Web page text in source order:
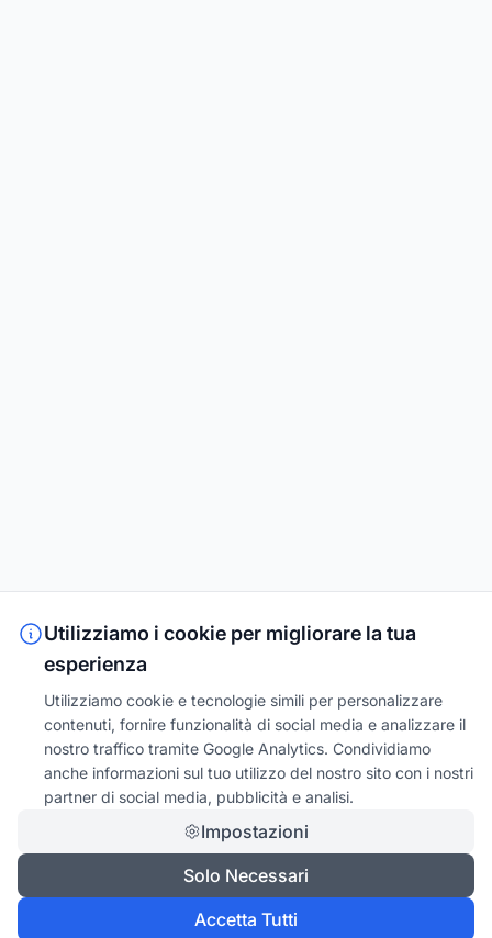
Utilizziamo i cookie per migliorare la tua
esperienza
Utilizziamo cookie e tecnologie simili per personalizzare
contenuti, fornire funzionalità di social media e analizzare il
nostro traffico tramite Google Analytics. Condividiamo
anche informazioni sul tuo utilizzo del nostro sito con i nostri
partner di social media, pubblicità e analisi.
Impostazioni
Solo Necessari
Accetta Tutti